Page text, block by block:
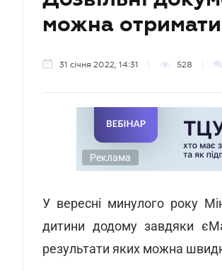
можна
31 січня 2022, 14:31 528
Реклама
У вересні минулого року
дитини додому завдяки
результати яких можна